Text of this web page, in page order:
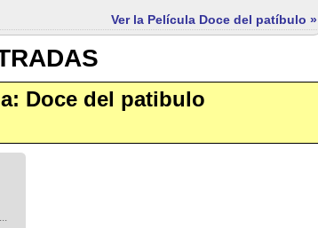
Ver la Película Doce del patíbulo »
Doce del patibulo